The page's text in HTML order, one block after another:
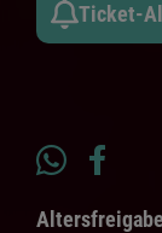
Ticket-